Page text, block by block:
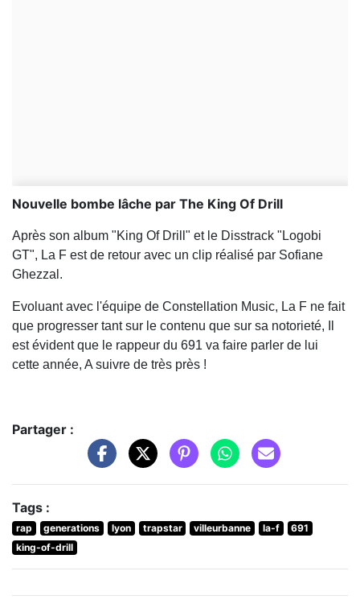
Nouvelle bombe lâche par The King Of Drill
Après son album "King Of Drill" et le Disstrack "Logobi
GT", La F est de retour avec un clip réalisé par Sofiane
Ghezzal.
Evoluant avec l'équipe de Constellation Music, La F ne fait
que progresser tant sur le contenu que sur sa notorieté, Il
est évident que le rappeur du 691 va faire parler de lui
cette année, A suivre de très près !
Partager :
Tags :
rap generations lyon trapstar villeurbanne la-f
691
king-of-drill